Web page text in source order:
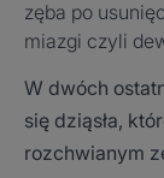
zęba po
miazgi czyli
W dwóch
się dziąsła,
rozchwianym